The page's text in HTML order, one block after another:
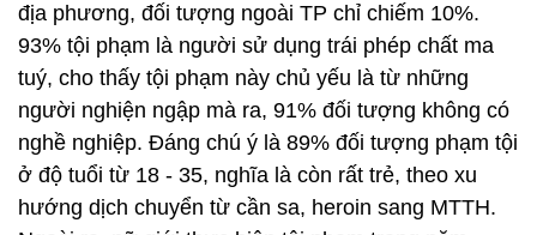
địa phương, đối tượng ngoài TP chỉ chiếm 10%.
93% tội phạm là người sử dụng trái phép chất ma
tuý, cho thấy tội phạm này chủ yếu là từ những
người nghiện ngập mà ra, 91% đối tượng không có
nghề nghiệp. Đáng chú ý là 89% đối tượng phạm tội
ở độ tuổi từ 18 - 35, nghĩa là còn rất trẻ, theo xu
hướng dịch chuyển từ cần sa, heroin sang MTTH.